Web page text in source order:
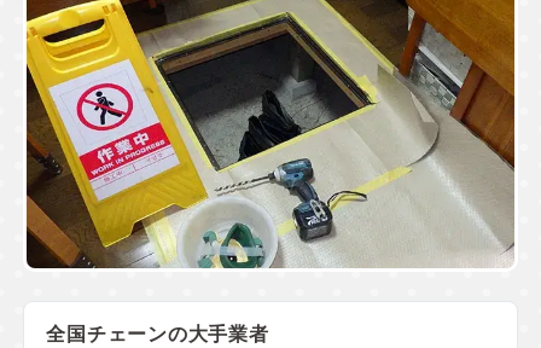
全国チェーンの大手業者